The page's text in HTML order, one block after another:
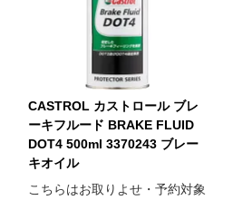
CASTROL カストロール ブレ
ーキフルード BRAKE FLUID
DOT4 500ml 3370243 ブレー
キオイル
こちらはお取りよせ・予約対象